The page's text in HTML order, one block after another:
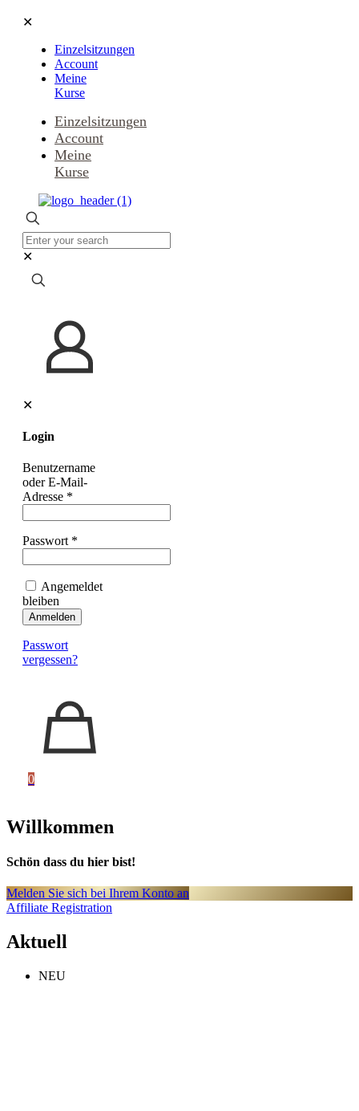
✕
Einzelsitzungen
Account
Meine
Kurse
Einzelsitzungen
Account
Meine
Kurse
✕
✕
Login
Benutzername
oder E-Mail-
Adresse *
Passwort *
Angemeldet
bleiben
Anmelden
Passwort
vergessen?
0
Willkommen
Schön dass du hier bist!
Melden Sie sich bei Ihrem Konto an
Affiliate Registration
Aktuell
NEU